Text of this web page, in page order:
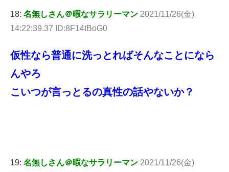
18: 名無しさん＠暇なサラリーマン 2021/11/26(金)
14:22:39.37 ID:8F14tBoG0
仮性なら普通に洗っとればそんなことになら
んやろ
こいつが言っとるの真性の話やないか？
19: 名無しさん＠暇なサラリーマン 2021/11/26(金)